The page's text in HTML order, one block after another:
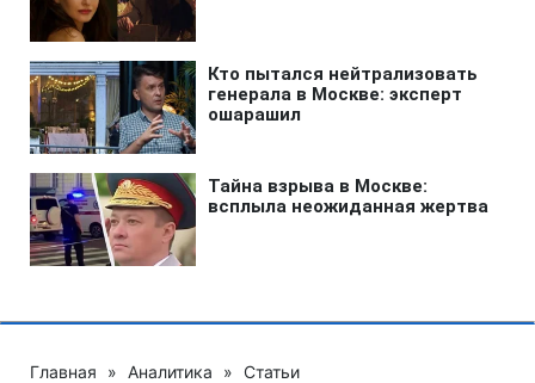
Главная » Аналитика » Статьи